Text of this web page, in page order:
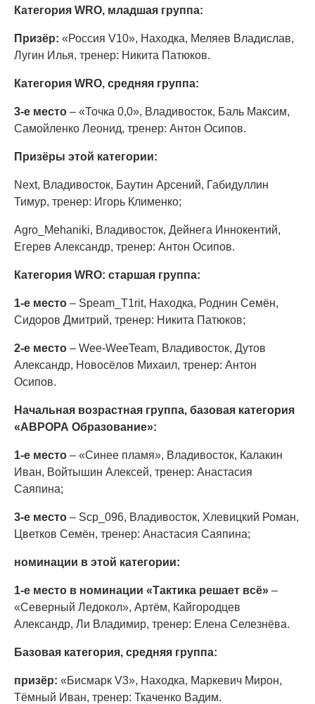
Категория WRO, младшая группа:
Призёр: «Россия V10», Находка, Меляев Владислав,
Лугин Илья, тренер: Никита Патюков.
Категория WRO, средняя группа:
3-е место – «Точка 0,0», Владивосток, Баль Максим,
Самойленко Леонид, тренер: Антон Осипов.
Призёры этой категории:
Next, Владивосток, Баутин Арсений, Габидуллин
Тимур, тренер: Игорь Клименко;
Agro_Mehaniki, Владивосток, Дейнега Иннокентий,
Егерев Александр, тренер: Антон Осипов.
Категория WRO: старшая группа:
1-е место – Speam_T1rit, Находка, Роднин Семён,
Сидоров Дмитрий, тренер: Никита Патюков;
2-е место – Wee-WeeTeam, Владивосток, Дутов
Александр, Новосёлов Михаил, тренер: Антон
Осипов.
Начальная возрастная группа, базовая категория
«АВРОРА Образование»:
1-е место – «Синее пламя», Владивосток, Калакин
Иван, Войтышин Алексей, тренер: Анастасия
Саяпина;
3-е место – Scp_096, Владивосток, Хлевицкий Роман,
Цветков Семён, тренер: Анастасия Саяпина;
номинации в этой категории:
1-е место в номинации «Тактика решает всё» –
«Северный Ледокол», Артём, Кайгородцев
Александр, Ли Владимир, тренер: Елена Селезнёва.
Базовая категория, средняя группа:
призёр: «Бисмарк V3», Находка, Маркевич Мирон,
Тёмный Иван, тренер: Ткаченко Вадим.